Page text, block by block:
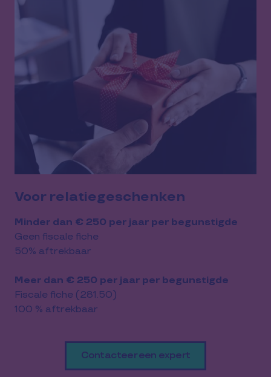
Voor relatiegeschenken
Minder dan € 250 per jaar per begunstigde
Geen fiscale fiche
50% aftrekbaar
Meer dan € 250 per jaar per begunstigde
Fiscale fiche (281.50)
100 % aftrekbaar
Contacteer een expert